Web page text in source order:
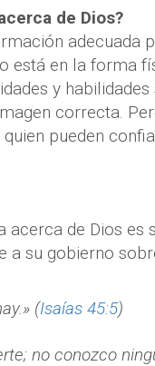
de Dios?
adecuada
está en la forma
y
correcta.
pueden
de Dios es
a su gobierno
(Isaías 45:5)
no conozco